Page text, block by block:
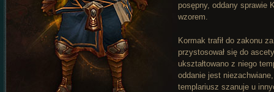
posępny, oddany sprawie
wzorem.
Kormak trafił do zakonu
przystosował się do
ukształtowano z niego
oddanie jest
templariusz szanuje u